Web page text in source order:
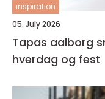
inspiration
05. July 2026
Tapas aalborg smagfulde oplevelser til
hverdag og fest